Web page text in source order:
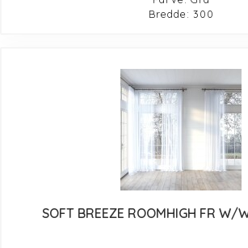
Bredde: 300
SOFT BREEZE ROOMHIGH FR W/